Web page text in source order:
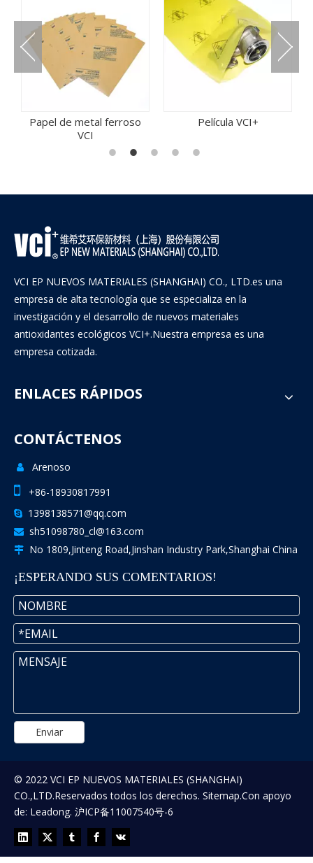
Papel de metal ferroso
VCI
Película VCI+
VCI EP NUEVOS MATERIALES (SHANGHAI) CO., LTD.es una
empresa de alta tecnología que se especializa en la
investigación y el desarrollo de nuevos materiales
antioxidantes ecológicos VCI+.Nuestra empresa es una
empresa cotizada.
ENLACES RÁPIDOS
CONTÁCTENOS
 Arenoso
 +86-18930817991
 1398138571@qq.com
 sh51098780_cl@163.com
 No 1809,Jinteng Road,Jinshan Industry Park,Shanghai China
¡ESPERANDO SUS COMENTARIOS!
Enviar
© 2022 VCI EP NUEVOS MATERIALES (SHANGHAI)
CO.,LTD.Reservados todos los derechos. Sitemap.Con apoyo
de: Leadong. 沪ICP备11007540号-6